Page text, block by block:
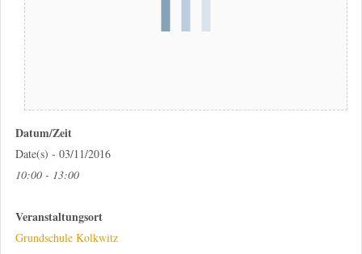
Datum/Zeit
Date(s) - 03/11/2016
10:00 - 13:00
Veranstaltungsort
Grundschule Kolkwitz